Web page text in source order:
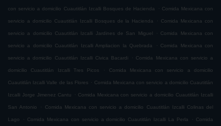
con servicio a domicilio Cuautitlán Izcalli Bosques de Hacienda . Comida Mexicana con
servicio a domicilio Cuautitlán Izcalli Bosques de la Hacienda . Comida Mexicana con
servicio a domicilio Cuautitlán Izcalli Jardines de San Miguel . Comida Mexicana con
servicio a domicilio Cuautitlán Izcalli Ampliacion la Quebrada . Comida Mexicana con
servicio a domicilio Cuautitlán Izcalli Civica Bacardi . Comida Mexicana con servicio a
domicilio Cuautitlán Izcalli Tres Picos . Comida Mexicana con servicio a domicilio
Cuautitlán Izcalli Valle de las Flores . Comida Mexicana con servicio a domicilio Cuautitlán
Izcalli Jorge Jimenez Cantu . Comida Mexicana con servicio a domicilio Cuautitlán Izcalli
San Antonio . Comida Mexicana con servicio a domicilio Cuautitlán Izcalli Colinas del
Lago . Comida Mexicana con servicio a domicilio Cuautitlán Izcalli La Perla . Comida